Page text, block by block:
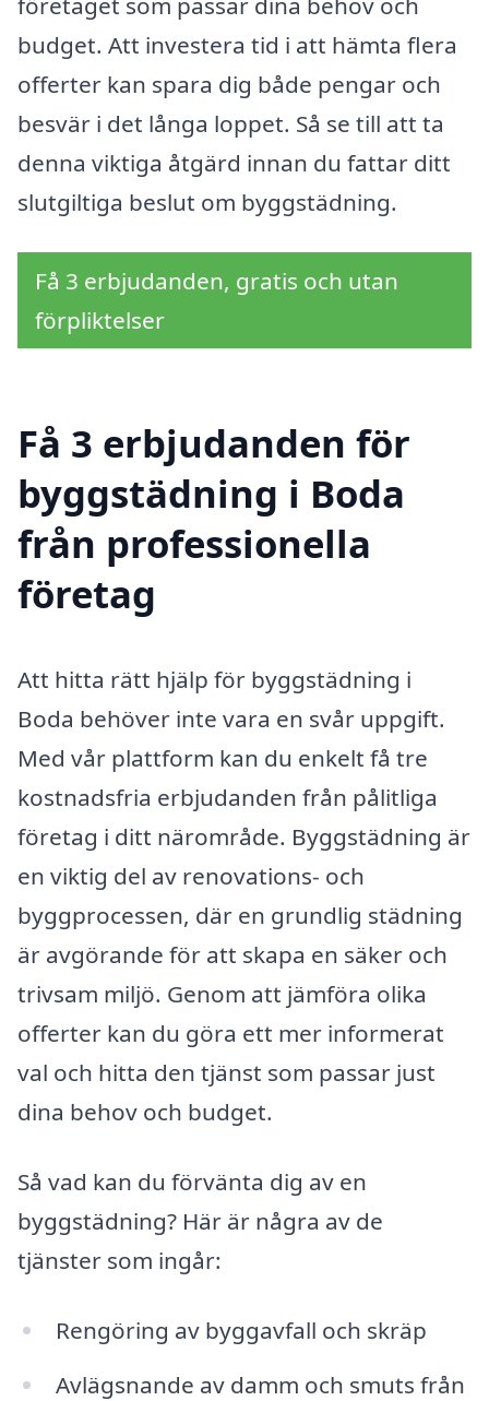
budget. Att investera tid i att hämta flera
offerter kan spara dig både pengar och
besvär i det långa loppet. Så se till att ta
denna viktiga åtgärd innan du fattar ditt
slutgiltiga beslut om byggstädning.
Få 3 erbjudanden, gratis och utan
förpliktelser
Få 3 erbjudanden för
byggstädning i Boda
från professionella
företag
Att hitta rätt hjälp för byggstädning i
Boda behöver inte vara en svår uppgift.
Med vår plattform kan du enkelt få tre
kostnadsfria erbjudanden från pålitliga
företag i ditt närområde. Byggstädning är
en viktig del av renovations- och
byggprocessen, där en grundlig städning
är avgörande för att skapa en säker och
trivsam miljö. Genom att jämföra olika
offerter kan du göra ett mer informerat
val och hitta den tjänst som passar just
dina behov och budget.
Så vad kan du förvänta dig av en
byggstädning? Här är några av de
tjänster som ingår:
Rengöring av byggavfall och skräp
Avlägsnande av damm och smuts från